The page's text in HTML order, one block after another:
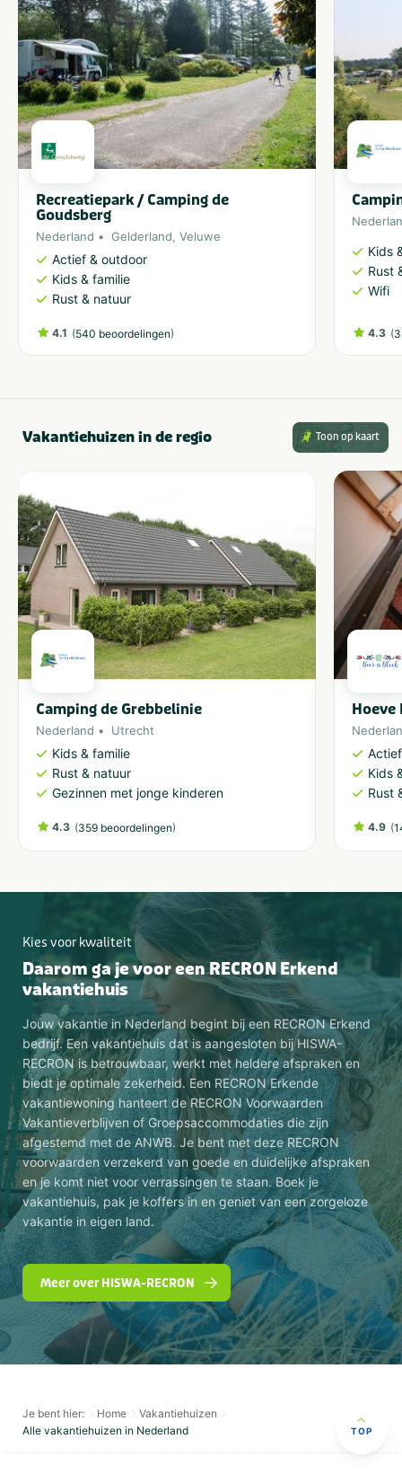
Recreatiepark / Camping de
Goudsberg
Nederland Gelderland, Veluwe
Actief & outdoor
Kids & familie
Rust & natuur
4.1 (540 beoordelingen)
Kids
Rust
Wifi
4.3 (
Vakantiehuizen in de regio Toon op kaart
Camping de Grebbelinie
Nederland Utrecht
Kids & familie
Rust & natuur
Gezinnen met jonge kinderen
4.3 (359 beoordelingen)
Hoeve
Kids
Rust
4.9 (
Kies voor kwaliteit
Daarom ga je voor een RECRON Erkend
vakantiehuis
Jouw vakantie in Nederland begint bij een RECRON Erkend
bedrijf. Een vakantiehuis dat is aangesloten bij HISWA-
RECRON is betrouwbaar, werkt met heldere afspraken en
biedt je optimale zekerheid. Een RECRON Erkende
vakantiewoning hanteert de RECRON Voorwaarden
Vakantieverblijven of Groepsaccommodaties die zijn
afgestemd met de ANWB. Je bent met deze RECRON
voorwaarden verzekerd van goede en duidelijke afspraken
en je komt niet voor verrassingen te staan. Boek je
vakantiehuis, pak je koffers in en geniet van een zorgeloze
vakantie in eigen land.
Meer over HISWA-RECRON
Je bent hier: Home
Vakantiehuizen
Alle vakantiehuizen in Nederland
TOP